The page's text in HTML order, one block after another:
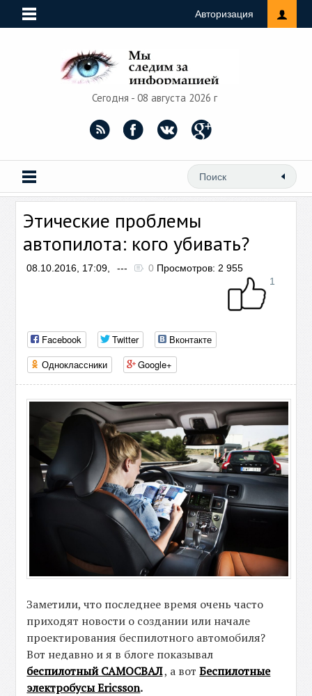
Авторизация
Сегодня - 08 августа 2026 г
Этические проблемы
автопилота: кого убивать?
08.10.2016, 17:09, --- 0 Просмотров: 2 955
1
Facebook Twitter
Вконтакте
Одноклассники
Google+
Заметили, что последнее время очень часто
приходят новости о создании или начале
проектирования беспилотного автомобиля?
Вот недавно и я в блоге показывал
беспилотный САМОСВАЛ, а вотБеспилотные
электробусы Ericsson.